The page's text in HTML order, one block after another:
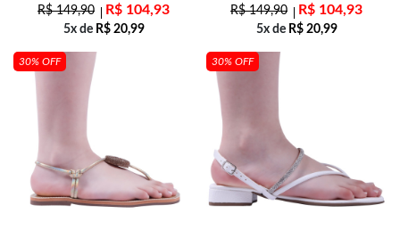
R$149,90 R$ 104,93
5x de R$20,99
R$149,90 R$ 104,93
5x de R$20,99
30% OFF 30% OFF